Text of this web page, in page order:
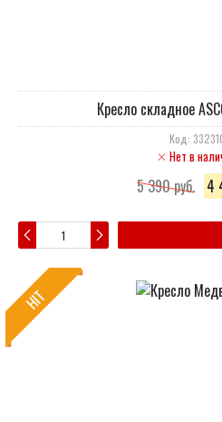
Кресло складное
Код:
Нет в
5 390 руб. 4
HIT